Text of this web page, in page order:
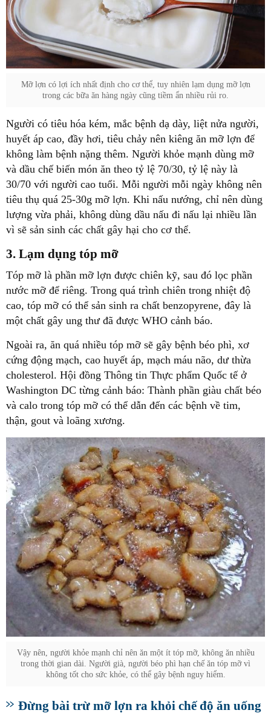
Mỡ lợn có lợi ích nhất định cho cơ thể, tuy nhiên lạm dụng mỡ lợn
trong các bữa ăn hàng ngày cũng tiềm ẩn nhiều rủi ro.
Người có tiêu hóa kém, mắc bệnh dạ dày, liệt nửa người,
huyết áp cao, đầy hơi, tiêu chảy nên kiêng ăn mỡ lợn để
không làm bệnh nặng thêm. Người khỏe mạnh dùng mỡ
và dầu chế biến món ăn theo tỷ lệ 70/30, tỷ lệ này là
30/70 với người cao tuổi. Mỗi người mỗi ngày không nên
tiêu thụ quá 25-30g mỡ lợn. Khi nấu nướng, chỉ nên dùng
lượng vừa phải, không dùng dầu nấu đi nấu lại nhiều lần
vì sẽ sản sinh các chất gây hại cho cơ thể.
3. Lạm dụng tóp mỡ
Tóp mỡ là phần mỡ lợn được chiên kỹ, sau đó lọc phần
nước mỡ để riêng. Trong quá trình chiên trong nhiệt độ
cao, tóp mỡ có thể sản sinh ra chất benzopyrene, đây là
một chất gây ung thư đã được WHO cảnh báo.
Ngoài ra, ăn quá nhiều tóp mỡ sẽ gây bệnh béo phì, xơ
cứng động mạch, cao huyết áp, mạch máu não, dư thừa
cholesterol. Hội đồng Thông tin Thực phẩm Quốc tế ở
Washington DC từng cảnh báo: Thành phần giàu chất béo
và calo trong tóp mỡ có thể dẫn đến các bệnh về tim,
thận, gout và loãng xương.
Vậy nên, người khỏe mạnh chỉ nên ăn một ít tóp mỡ, không ăn nhiều
trong thời gian dài. Người già, người béo phì hạn chế ăn tóp mỡ vì
không tốt cho sức khỏe, có thể gây bệnh nguy hiểm.
Đừng bài trừ mỡ lợn ra khỏi chế độ ăn uống